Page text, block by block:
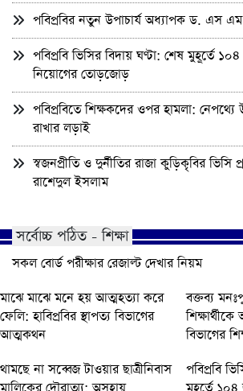
পবিপ্রবির নতুন উপাচার্য অধ্যাপক ড. এস এম
পবিপ্রবি ভিসির বিদায় ঘণ্টা: শেষ মুহূর্তে
নিয়োগের তোড়জোড়
পবিপ্রবিতে শিক্ষকদের ওপর হামলা: নেপথ্যে
রাখার লড়াই
স্বজনপ্রীতি ও দুর্নীতির রাজা কুড়িকৃবির
রাশেদুল ইসলাম
সর্বোচ্চ পঠিত - শিক্ষা
সকল বোর্ড পরীক্ষার রেজাল্ট দেখার নিয়ম
মাঝে মাঝে মনে হয় আত্মহত্যা করে
ফেলি: হাবিপ্রবির স্থাপত্য বিভাগের
আত্মকথন
বক্তব্য
বিভাগের
থামছে না সব্বেজ টাওয়ার ছাত্রীনিবাস
পবিপ্রবি